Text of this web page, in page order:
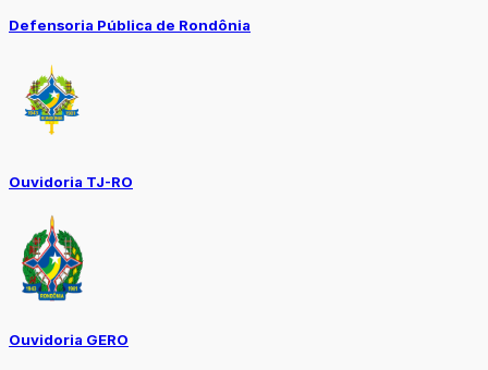
Defensoria Pública de Rondônia
Ouvidoria TJ-RO
Ouvidoria GERO